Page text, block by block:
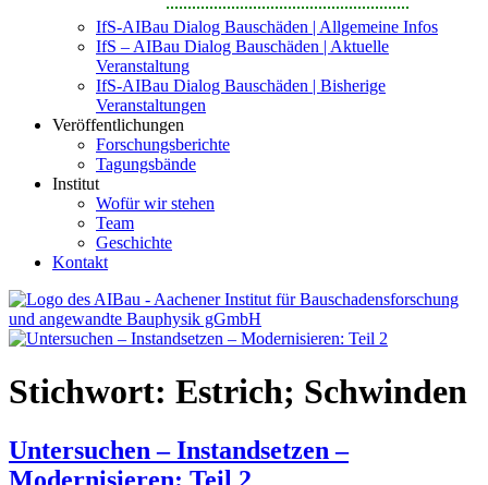
IfS-AIBau Dialog Bauschäden | Allgemeine Infos
IfS – AIBau Dialog Bauschäden | Aktuelle
Veranstaltung
IfS-AIBau Dialog Bauschäden | Bisherige
Veranstaltungen
Veröffentlichungen
Forschungsberichte
Tagungsbände
Institut
Wofür wir stehen
Team
Geschichte
Kontakt
angewandte Bauphysik
Stichwort: Estrich; Schwinden
Untersuchen – Instandsetzen –